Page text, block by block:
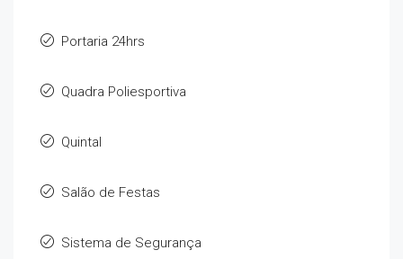
Portaria 24hrs
Quadra Poliesportiva
Quintal
Salão de Festas
Sistema de Segurança